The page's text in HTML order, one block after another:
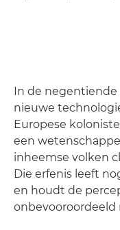
In de negentiende
nieuwe
Europese
een
inheemse volken
Die erfenis leeft
en houdt de
onbevooroordeeld